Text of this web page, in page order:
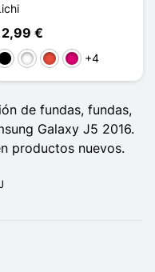
€
BlancoRojoMagenta
+4
de fundas, fundas,
Galaxy J5 2016.
productos nuevos.